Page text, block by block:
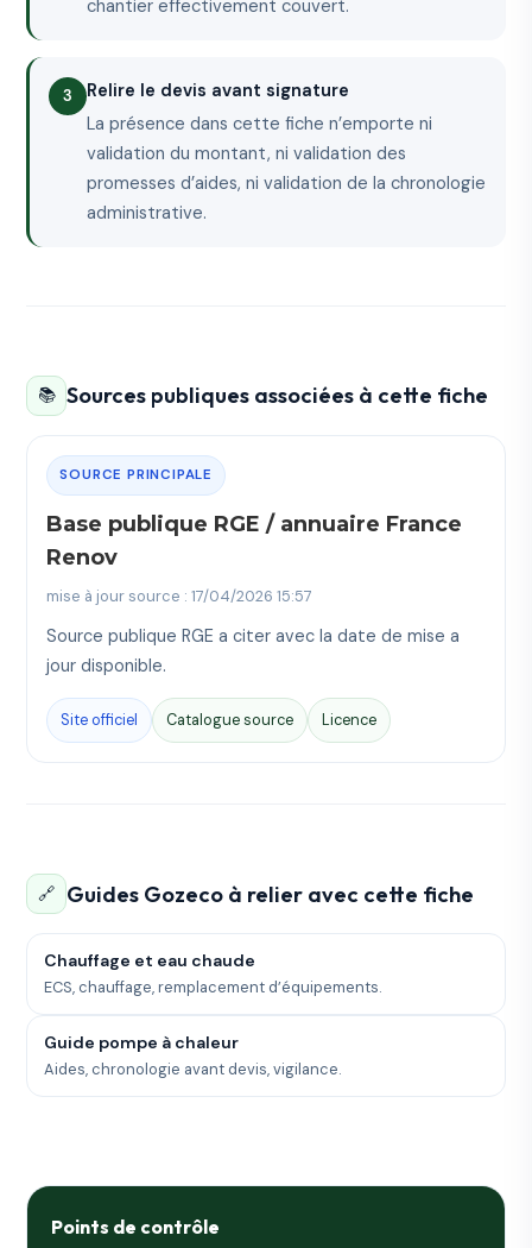
chantier effectivement couvert.
Relire le devis avant signature
La présence dans cette fiche n’emporte ni
validation du montant, ni validation des
promesses d’aides, ni validation de la chronologie
administrative.
📚 Sources publiques associées à cette fiche
SOURCE PRINCIPALE
Base publique RGE / annuaire France
Renov
mise à jour source : 17/04/2026 15:57
Source publique RGE a citer avec la date de mise a
jour disponible.
Site officiel Catalogue source Licence
🔗 Guides Gozeco à relier avec cette fiche
Chauffage et eau chaude
ECS, chauffage, remplacement d’équipements.
Guide pompe à chaleur
Aides, chronologie avant devis, vigilance.
Points de contrôle